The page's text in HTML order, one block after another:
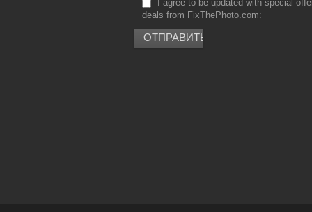
I agree to be updated with special
deals from FixThePhoto.com